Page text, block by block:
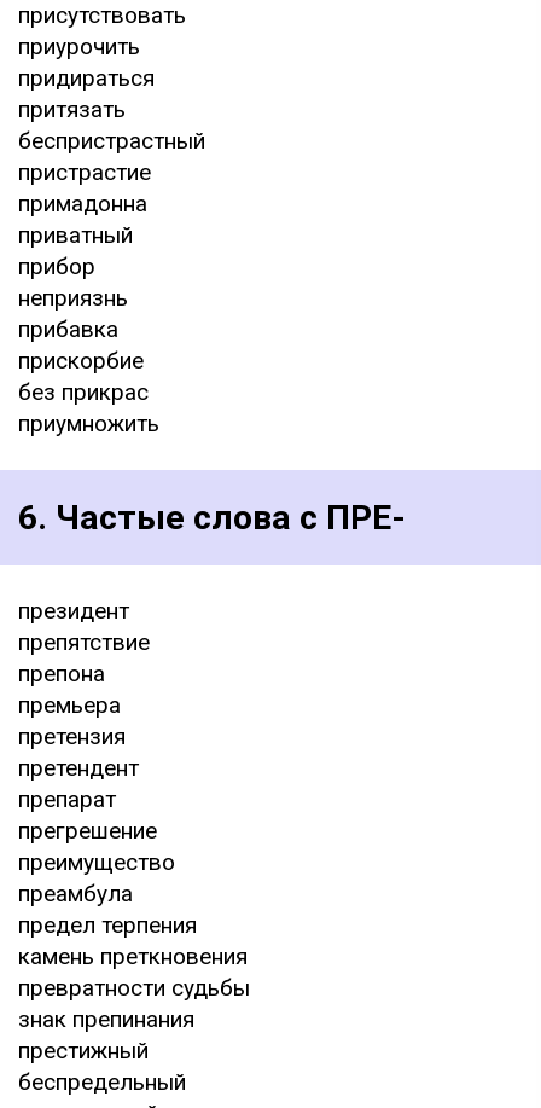
присутствовать
приурочить
придираться
притязать
беспристрастный
пристрастие
примадонна
приватный
прибор
неприязнь
прибавка
прискорбие
без прикрас
приумножить
6. Частые слова с ПРЕ-
президент
препятствие
препона
премьера
претензия
претендент
препарат
прегрешение
преимущество
преамбула
предел терпения
камень преткновения
превратности судьбы
знак препинания
престижный
беспредельный